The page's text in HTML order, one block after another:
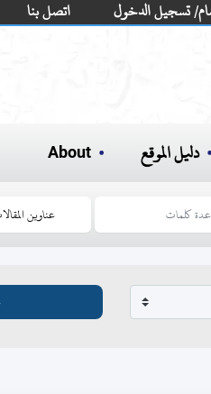
اتصل بنا تسجيل الدخول
دليل الموقع About